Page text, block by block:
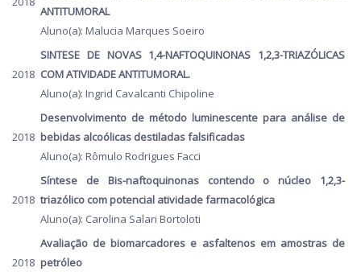
ANTITUMORAL
Aluno(a): Malucia Marques Soeiro
2018
SINTESE DE NOVAS 1,4-NAFTOQUINONAS 1,2,3-TRIAZÓLICAS
COM ATIVIDADE ANTITUMORAL.
Aluno(a): Ingrid Cavalcanti Chipoline
2018
Desenvolvimento de método luminescente para análise de
bebidas alcoólicas destiladas falsificadas
Aluno(a): Rômulo Rodrigues Facci
2018
Síntese de Bis-naftoquinonas contendo o núcleo 1,2,3-
triazólico com potencial atividade farmacológica
Aluno(a): Carolina Salari Bortoloti
2018
Avaliação de biomarcadores e asfaltenos em amostras de
petróleo